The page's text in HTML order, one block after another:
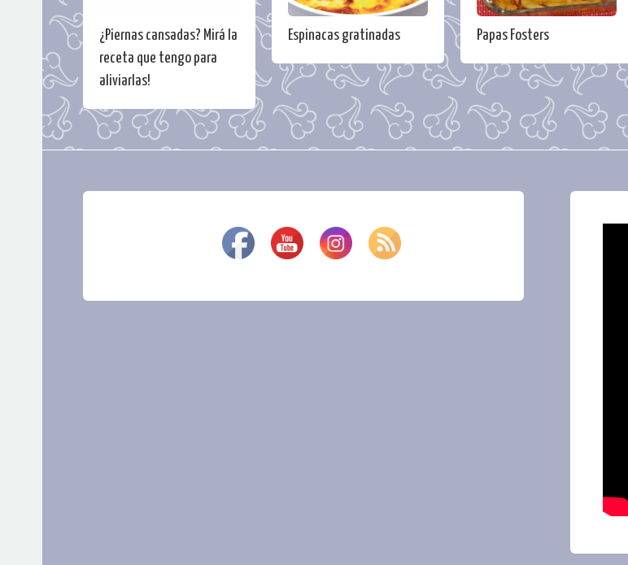
¿Piernas cansadas? Mirá la
receta que tengo para
aliviarlas!
Espinacas gratinadas Papas Fosters